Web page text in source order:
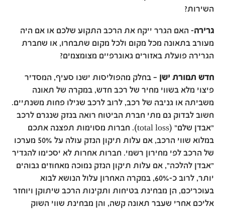
השירות?
גרירה- האם הגרר ייקח את הרכב התקוע שלכם או אם היה
מעורב בתאונה מכל מקום ולכל מקום שתבחרו, או שחברת
הגרירה פועלת באזורים גאוגרפיים מצומצמים?
חדש תמורת ישן – בחלק מהפוליסות ישנו סעיף, המסדיר
פיצוי מלא בשווי מחיר של רכב חדש, במקרה של תאונה
משביתה או גניבה של רכב, לרוב לרכב שגילו פחות משנתיים.
חשוב לבדוק גם מתי חברת הביטוח רואה בנזק שנגרם לרכב
"אבדן שלם" (total loss). חברות מסוימות תפצנה אתכם
במלוא שווי הרכב, אם עלות תיקון הנזק עולה על 50% מערכו
של הרכב לפי מחירון רשמי. חברות אחרות לא יסכימו להגדיר
"אבדן להלכה", אם עלות תיקון הנזק נמוכה מאחוזים גבוהים
יותר, לרוב כ-60%, במקרה האחרון עלול הנושא לבוא
בעוכריכם, הן מבחינת בטיחות ותקינות הרכב שיתוקן ויוחזר
אליכם אחרי שעבר תאונה קשה, והן מבחינת שווי השוק